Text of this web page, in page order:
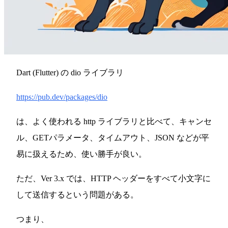
Dart (Flutter) の dio ライブラリ
https://pub.dev/packages/dio
は、よく使われる http ライブラリと比べて、キャンセ
ル、GETパラメータ、タイムアウト、JSON などが平
易に扱えるため、使い勝手が良い。
ただ、Ver 3.x では、HTTP ヘッダーをすべて小文字に
して送信するという問題がある。
つまり、